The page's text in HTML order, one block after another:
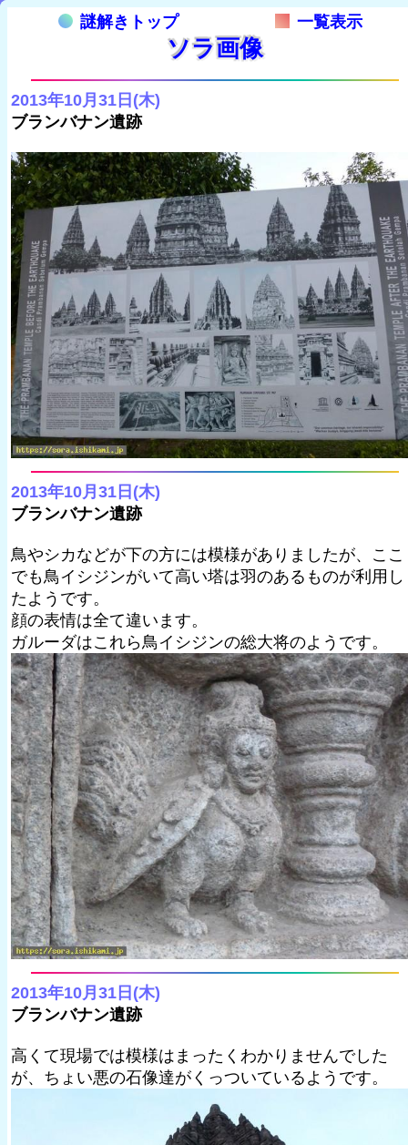
謎解きトップ 一覧表示
ソラ画像
2013年10月31日(木)
ブランバナン遺跡
2013年10月31日(木)
ブランバナン遺跡
鳥やシカなどが下の方には模様がありましたが、ここ
でも鳥イシジンがいて高い塔は羽のあるものが利用し
たようです。
顔の表情は全て違います。
ガルーダはこれら鳥イシジンの総大将のようです。
2013年10月31日(木)
ブランバナン遺跡
高くて現場では模様はまったくわかりませんでした
が、ちょい悪の石像達がくっついているようです。